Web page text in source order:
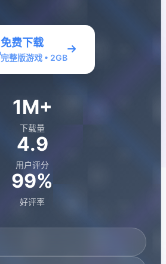
免费下载
完整版游戏 • 2GB
1M+
下载量
4.9
用户评分
99%
好评率